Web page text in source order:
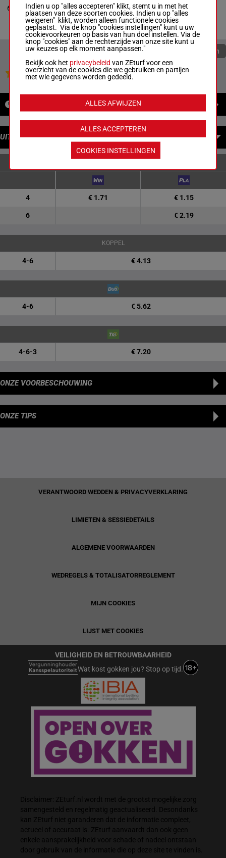
6
L.Cl.
M/6 - 2140m-1'09"6
- € 11.453
(22) 1a 1a 4a
M/62140m1'09"6
€ 11.453
(22) 1a
1a 4a
Quoteringen verversen
Jouw favoriete paarden
UITBETALINGEN
4 € 1.71 € 1.15
6 € 2.19
KOPPEL
4-6 € 4.13
4-6 € 5.62
4-6-3 € 7.20
ONZE VOORBESCHOUWING
ONZE TIPS
VERANTWOORD WEDDEN & PRIVACYVERKLARING
LIMIETEN & SESSIEDETAILS
ALGEMENE VOORWAARDEN
WEDREGELS & TOTALISATORREGLEMENT
MIJN COOKIES
LIJST MET COOKIES
VEILIGHEID EN BETROUWBAARHEID
Wat kost gokken jou? Stop op tijd.
Disclaimer: ZEturf.nl wordt met de grootst mogelijke zorg
samengesteld en regelmatig geactualiseerd. Desondanks
kan ZEturf niet garanderen dat de informatie compleet,
actueel of accuraat is. ZEturf aanvaardt dan ook geen
enkele aansprakelijkheid voor schade of nadeel ontstaan
door gebruik van de informatie die op deze site te vinden is.
Indien u op "alles accepteren" klikt, stemt u in met het
plaatsen van deze soorten cookies. Indien u op "alles
weigeren" klikt, worden alleen functionele cookies
geplaatst. Via de knop "cookies instellingen" kunt u uw
cookievoorkeuren op basis van hun doel instellen. Via de
knop "cookies" aan de rechterzijde van onze site kunt u
uw keuzes op elk moment aanpassen."
Bekijk ook het privacybeleid van ZEturf voor een
overzicht van de cookies die we gebruiken en partijen
met wie gegevens worden gedeeld.
ALLES ACCEPTEREN
ALLES AFWIJZEN
COOKIES INSTELLINGEN